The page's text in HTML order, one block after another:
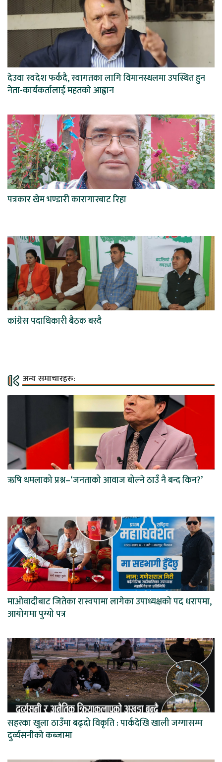
देउवा स्वदेश फर्कंदै, स्वागतका लागि विमानस्थलमा उपस्थित हुन
नेता-कार्यकर्तालाई महतको आह्वान
पत्रकार खेम भण्डारी कारागारबाट रिहा
कांग्रेस पदाधिकारी बैठक बस्दै
अन्य समाचारहरु:
ऋषि धमलाको प्रश्न–‘जनताको आवाज बोल्ने ठाउँ नै बन्द किन?’
माओवादीबाट जितेका रास्वपामा लागेका उपाध्यक्षको पद धरापमा,
आयोगमा पुग्यो पत्र
सहरका खुला ठाउँमा बढ्दो विकृति : पार्कदेखि खाली जग्गासम्म
दुर्व्यसनीको कब्जामा